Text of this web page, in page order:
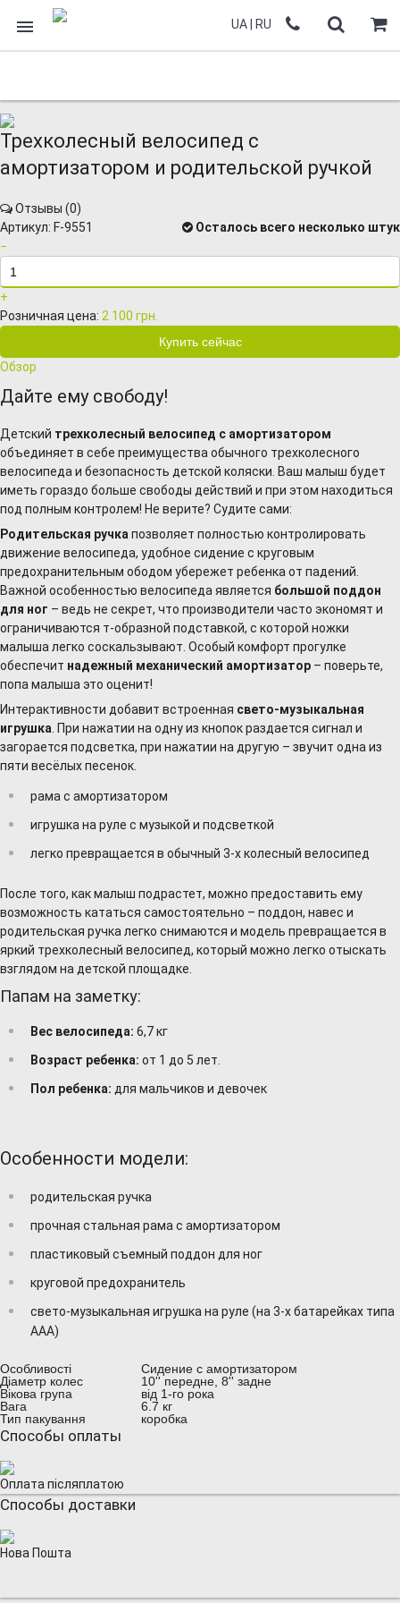
UA RU
Трехколесный велосипед с
амортизатором и родительской ручкой
Отзывы (0)
Артикул: F-9551
Осталось всего несколько штук
−
+
Розничная цена: 2 100 грн.
Обзор
Дайте ему свободу!
Детский трехколесный велосипед с амортизатором
объединяет в себе преимущества обычного трехколесного
велосипеда и безопасность детской коляски. Ваш малыш будет
иметь гораздо больше свободы действий и при этом находиться
под полным контролем! Не верите? Судите сами:
Родительская ручка позволяет полностью контролировать
движение велосипеда, удобное сидение с круговым
предохранительным ободом убережет ребенка от падений.
Важной особенностью велосипеда является большой поддон
для ног – ведь не секрет, что производители часто экономят и
ограничиваются т-образной подставкой, с которой ножки
малыша легко соскальзывают. Особый комфорт прогулке
обеспечит надежный механический амортизатор – поверьте,
попа малыша это оценит!
Интерактивности добавит встроенная свето-музыкальная
игрушка . При нажатии на одну из кнопок раздается сигнал и
загорается подсветка, при нажатии на другую – звучит одна из
пяти весёлых песенок.
рама с амортизатором
игрушка на руле с музыкой и подсветкой
легко превращается в обычный 3-х колесный велосипед
После того, как малыш подрастет, можно предоставить ему
возможность кататься самостоятельно – поддон, навес и
родительская ручка легко снимаются и модель превращается в
яркий трехколесный велосипед, который можно легко отыскать
взглядом на детской площадке.
Папам на заметку:
Вес велосипеда: 6,7 кг
Возраст ребенка: от 1 до 5 лет.
Пол ребенка: для мальчиков и девочек
Особенности модели:
родительская ручка
прочная стальная рама с амортизатором
пластиковый съемный поддон для ног
круговой предохранитель
свето-музыкальная игрушка на руле (на 3-х батарейках типа
ААА)
Особливості
Сидение с амортизатором
Діаметр колес
10'' передне, 8'' задне
Вікова група
від 1-го рока
Вага
6.7 кг
Тип пакування
коробка
Способы оплаты
Оплата післяплатою
Способы доставки
Нова Пошта